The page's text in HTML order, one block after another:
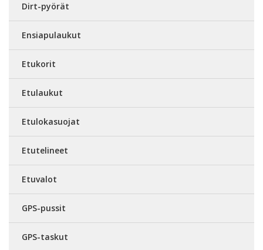
Dirt-pyörät
Ensiapulaukut
Etukorit
Etulaukut
Etulokasuojat
Etutelineet
Etuvalot
GPS-pussit
GPS-taskut